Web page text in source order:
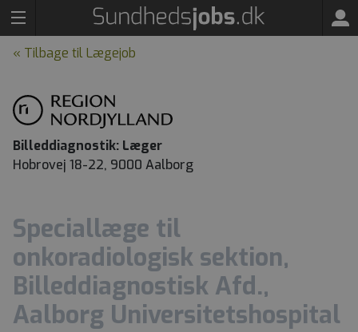
« Tilbage til Lægejob
Billeddiagnostik: Læger
Hobrovej 18-22, 9000 Aalborg
Speciallæge til
onkoradiologisk sektion,
Billeddiagnostisk Afd.,
Aalborg Universitetshospital